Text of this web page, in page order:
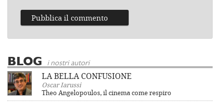
BLOG i nostri autori
LA BELLA CONFUSIONE
Oscar Iarussi
Theo Angelopoulos, il cinema come respiro